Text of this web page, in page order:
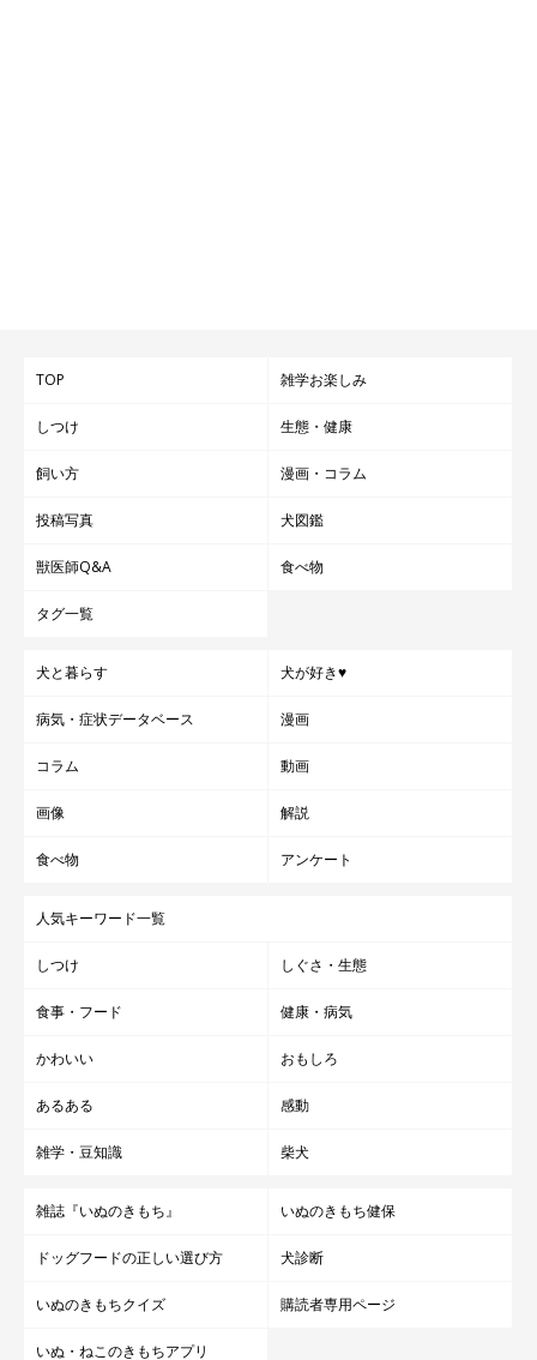
TOP 雑学お楽しみ
しつけ 生態・健康
飼い方 漫画・コラム
投稿写真 犬図鑑
獣医師Q&A 食べ物
タグ一覧
犬と暮らす 犬が好き♥
病気・症状データベース 漫画
コラム 動画
画像 解説
食べ物 アンケート
人気キーワード一覧
しつけ しぐさ・生態
食事・フード 健康・病気
かわいい おもしろ
あるある 感動
雑学・豆知識 柴犬
雑誌『いぬのきもち』 いぬのきもち健保
ドッグフードの正しい選び方 犬診断
いぬのきもちクイズ 購読者専用ページ
いぬ・ねこのきもちアプリ